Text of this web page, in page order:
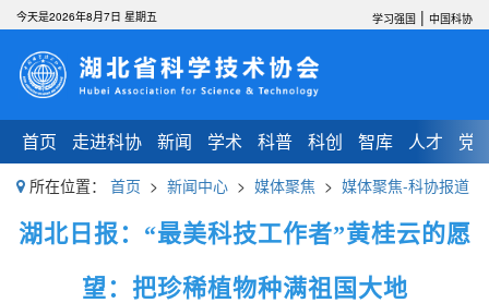
首页 走进科协 新闻 学术 科普 科创 智库 人才 党
今天是2026年8月7日 星期五 学习强国 | 中国科协
所在位置： 首页 > 新闻中心 > 媒体聚焦 > 媒体聚焦-科协报道
湖北日报：“最美科技工作者”黄桂云的愿
望：把珍稀植物种满祖国大地